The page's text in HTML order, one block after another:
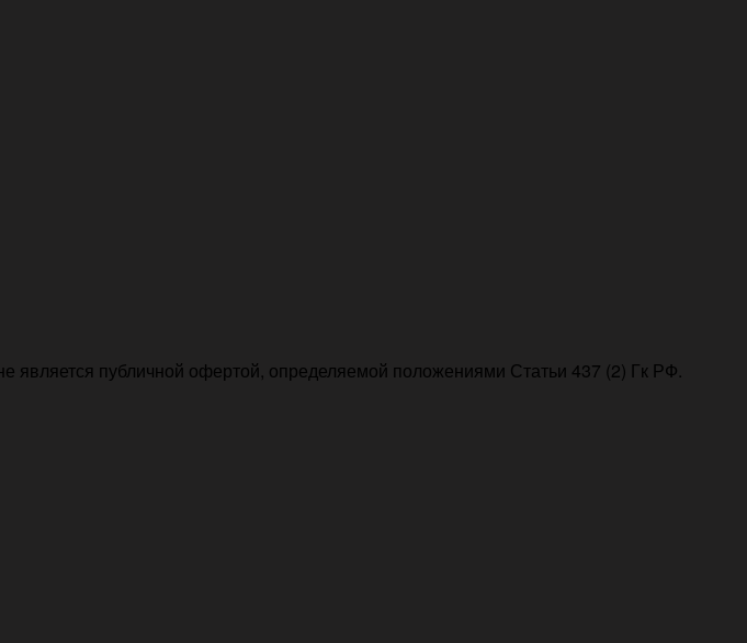
является публичной офертой, определяемой положениями Статьи 437 (2) Гк РФ.